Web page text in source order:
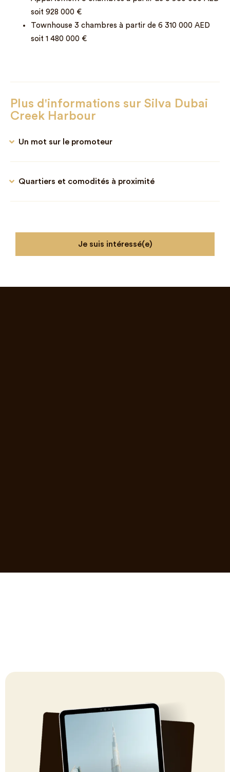
soit 928 000 €
Townhouse 3 chambres à partir de 6 310 000 AED
soit 1 480 000 €
Plus d'informations sur Silva Dubai
Creek Harbour
Un mot sur le promoteur
Quartiers et comodités à proximité
Je suis intéressé(e)